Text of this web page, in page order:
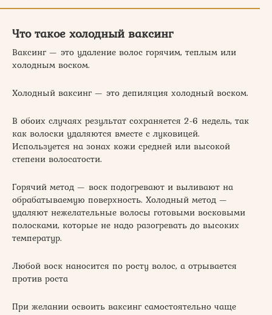
Что такое холодный ваксинг
Ваксинг — это удаление волос горячим, теплым или
холодным воском.
Холодный ваксинг — это депиляция холодный воском.
В обоих случаях результат сохраняется 2-6 недель, так
как волоски удаляются вместе с луковицей.
Используется на зонах кожи средней или высокой
степени волосатости.
Горячий метод — воск подогревают и выливают на
обрабатываемую поверхность. Холодный метод —
удаляют нежелательные волосы готовыми восковыми
полосками, которые не надо разогревать до высоких
температур.
Любой воск наносится по росту волос, а отрывается
против роста
При желании освоить ваксинг самостоятельно чаще